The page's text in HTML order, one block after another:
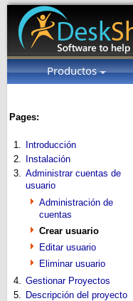
Productos
Pages:
1.
Introducción
2.
Instalación
3. Administrar cuentas de
usuario
Administración de
cuentas
Crear usuario
Editar usuario
Eliminar usuario
4. Gestionar Proyectos
5. Descripción del proyecto